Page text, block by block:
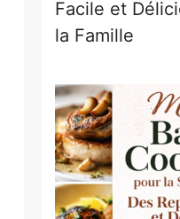
Facile et
la Famille